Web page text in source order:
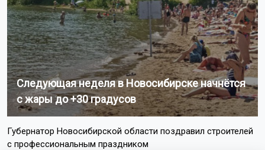
Следующая неделя в Новосибирске начнётся
с жары до +30 градусов
Губернатор Новосибирской области поздравил строителей
с профессиональным праздником